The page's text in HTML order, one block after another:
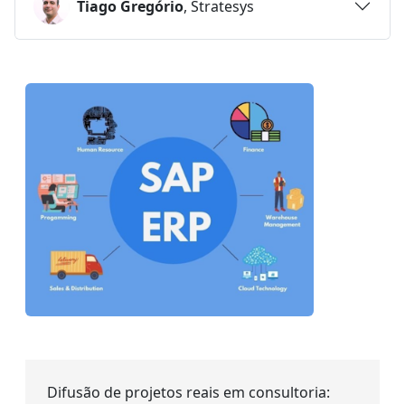
Tiago Gregório, Stratesys
Difusão de projetos reais em consultoria: